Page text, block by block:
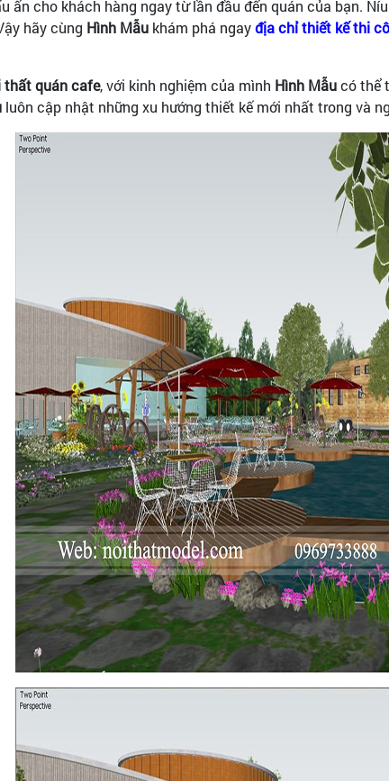
ấn cho khách hàng ngay từ lần đầu đến quán của bạn.
hãy cùng Hình Mẫu khám phá ngayđịa chỉ thiết kế thi
thất quán cafe, với kinh nghiệm của mình Hình Mẫucó thể
luôn cập nhật những xu hướng thiết kế mới nhất trong và